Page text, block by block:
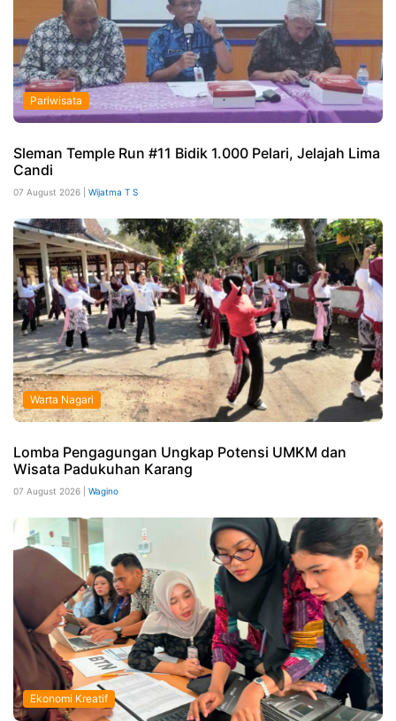
Pariwisata
Sleman Temple Run #11 Bidik 1.000 Pelari, Jelajah Lima
Candi
07 August 2026 | Wijatma T S
Warta Nagari
Lomba Pengagungan Ungkap Potensi UMKM dan
Wisata Padukuhan Karang
07 August 2026 | Wagino
Ekonomi Kreatif